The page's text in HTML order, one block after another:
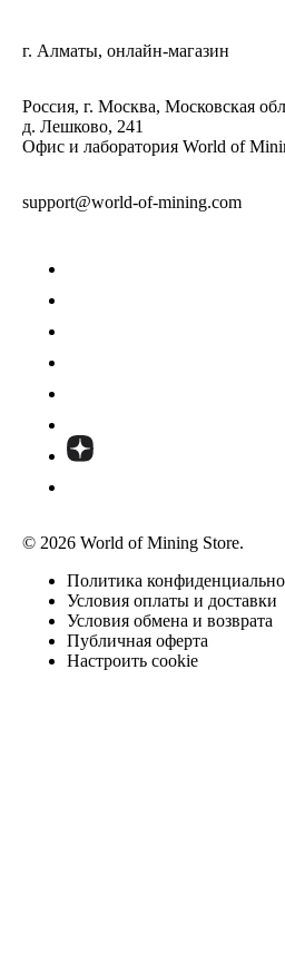
г. Алматы, онлайн-магазин
Россия, г. Москва, Московская
д. Лешково, 241
Офис и лаборатория World of
support@world-of-mining.com
© 2026 World of Mining Store.
Политика
Условия оплаты и доставки
Условия обмена и возврата
Публичная оферта
Настроить cookie